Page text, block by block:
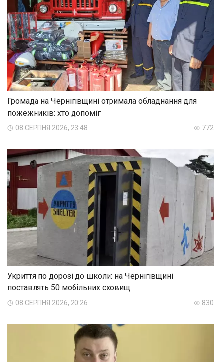
Громада на Чернігівщині отримала обладнання для
пожежників: хто допоміг
08 СЕРПНЯ 2026, 23:48 772
Укриття по дорозі до школи: на Чернігівщині
поставлять 50 мобільних сховищ
08 СЕРПНЯ 2026, 20:26 830